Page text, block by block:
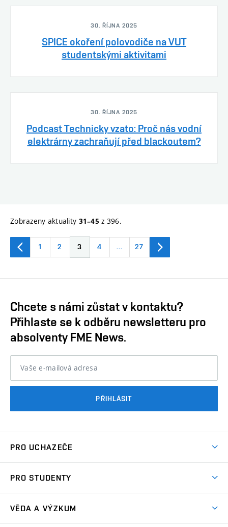
30. ŘÍJNA 2025
SPICE okoření polovodiče na VUT
studentskými aktivitami
30. ŘÍJNA 2025
Podcast Technicky vzato: Proč nás vodní
elektrárny zachraňují před blackoutem?
Zobrazeny aktuality 31–45 z 396.
1 2 3 4 … 27
Chcete s námi zůstat v kontaktu?
Přihlaste se k odběru newsletteru pro
absolventy FME News.
Vaše e-mailová adresa
PŘIHLÁSIT
PRO UCHAZEČE
Ambasadoři studia
PRO STUDENTY
VĚDA A VÝZKUM